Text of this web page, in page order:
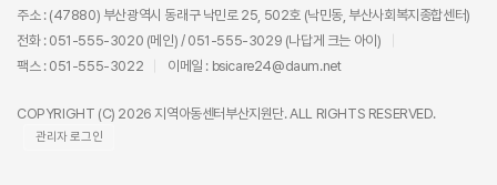
주소 : (47880) 부산광역시 동래구 낙민로 25, 502호 (낙민동, 부산사회복지종합센터)
전화 : 051-555-3020 (메인) / 051-555-3029 (나답게 크는 아이)
팩스 : 051-555-3022
이메일 : bsicare24@daum.net
COPYRIGHT (C) 2026 지역아동센터부산지원단. ALL RIGHTS RESERVED.
관리자 로그인